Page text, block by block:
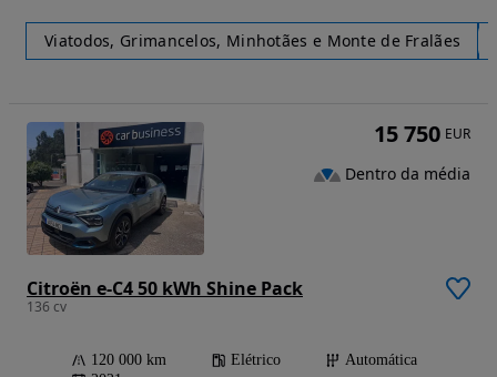
Viatodos, Grimancelos, Minhotães e Monte de Fralães
Citroën e-C4 50 kWh Shine Pack
136 cv
120 000 km Elétrico
Automática
15 750 EUR
Dentro da média